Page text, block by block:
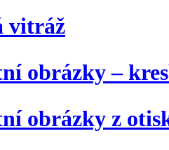
vitráž
obrázky –
obrázky z